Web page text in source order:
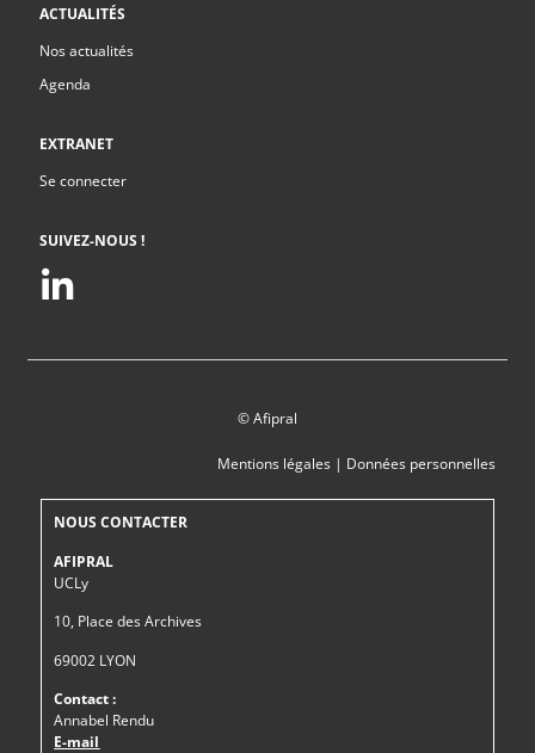
ACTUALITÉS
Nos actualités
Agenda
EXTRANET
Se connecter
SUIVEZ-NOUS !
© Afipral
Mentions légales| Données personnelles
NOUS CONTACTER
AFIPRAL
UCLy
10, Place des Archives
69002 LYON
Contact :
Annabel Rendu
E-mail